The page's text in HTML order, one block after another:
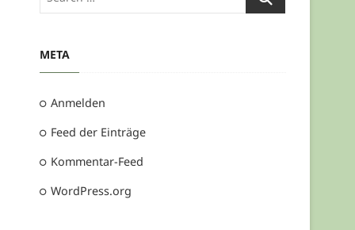
META
Anmelden
Feed der Einträge
Kommentar-Feed
WordPress.org